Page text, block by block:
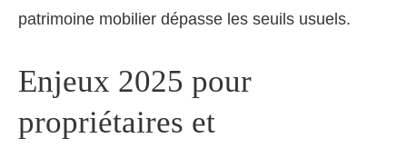
patrimoine mobilier dépasse les seuils usuels.
Enjeux 2025 pour
propriétaires et